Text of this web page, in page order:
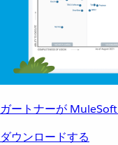
ガートナーが
ダウンロードする